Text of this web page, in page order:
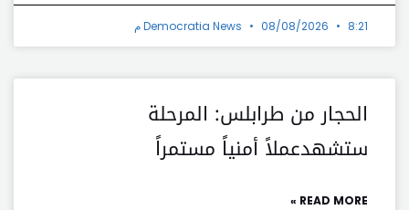
Democratia News 08/08/2026 8:21 م
الحجار من طرابلس: المرحلة
ستشهدعملاً أمنياً مستمراً
READ MORE »